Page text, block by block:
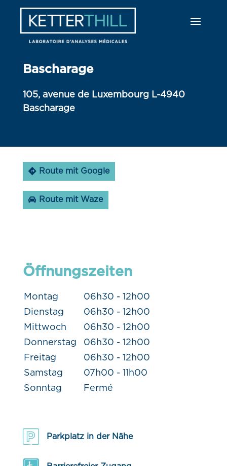
Bascharage
105, avenue de Luxembourg L-4940
Bascharage
Route mit Google
Route mit Waze
Öffnungszeiten
Montag
06h30 - 12h00
Dienstag
06h30 - 12h00
Mittwoch
06h30 - 12h00
Donnerstag
06h30 - 12h00
Freitag
06h30 - 12h00
Samstag
07h00 - 11h00
Sonntag
Fermé
Parkplatz in der Nähe